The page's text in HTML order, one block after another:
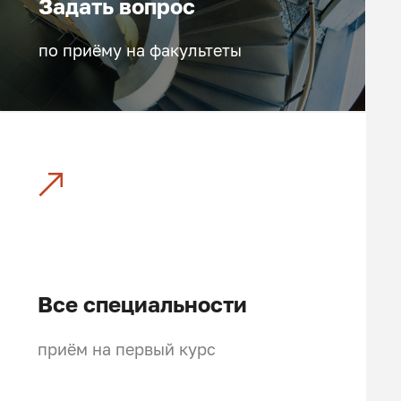
C#);
в строительстве.
Задать вопрос
по приёму на факультеты
Все специальности
приём на первый курс